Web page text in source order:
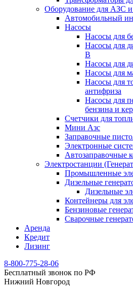
Оборудование для АЗС и
Автомобильный
Насосы
Насосы для
Насосы для
В
Насосы для
Насосы для
Насосы для
антифриза
Насосы для
бензина и
Счетчики для
Мини Азс
Заправочные
Электронные
Автозаправочные
Электростанции
Промышленные
Дизельные
Дизельные
Контейнеры для
Бензиновые
Сварочные
Аренда
Кредит
Лизинг
8-800-775-28-06
Бесплатный звонок по РФ
Нижний Новгород